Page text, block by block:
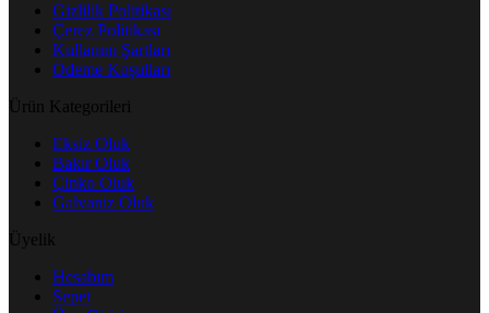
Gizlilik Politikası
Çerez Politikası
Kullanım Şartları
Ödeme Koşulları
Ürün Kategorileri
Eksiz Oluk
Bakır Oluk
Çinko Oluk
Galvaniz Oluk
Üyelik
Hesabım
Sepet